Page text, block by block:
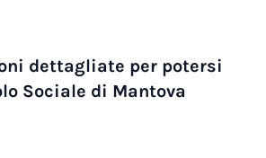
dettagliate per potersi
Sociale di Mantova